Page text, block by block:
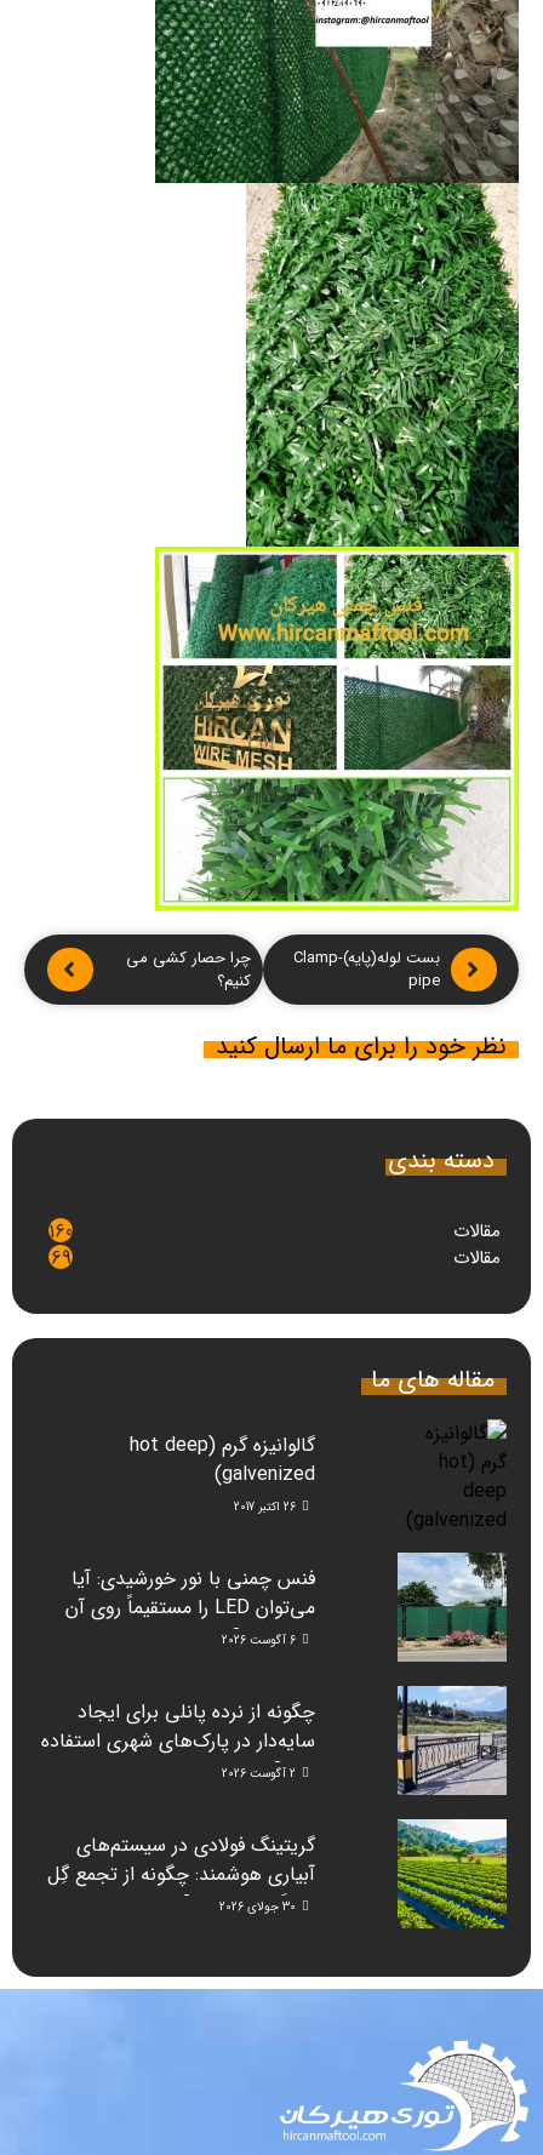
بست لوله(پایه)-Clamp
pipe
چرا حصار کشی می
کنیم؟
نظر خود را برای ما ارسال کنید
دسته بندی
مقالات 160
مقالات 69
مقاله های ما
گالوانیزه گرم (hot deep
galvenized)
26 اکتبر 2017
فنس چمنی با نور خورشیدی: آیا
می‌توان LED را مستقیماً روی آن
نصب کرد؟
6 آگوست 2026
چگونه از نرده پانلی برای ایجاد
سایه‌دار در پارک‌های شهری استفاده
کنیم؟
2 آگوست 2026
گریتینگ فولادی در سیستم‌های
آبیاری هوشمند: چگونه از تجمع گِل
جلوگیری می‌کند؟
30 جولای 2026